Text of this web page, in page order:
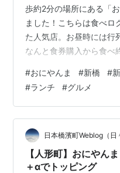
歩約2分の場所にある「
ました！こちらは食べロ
た人気店。お昼時には行
なんと食券購入から食べ
にやんま 新橋店」の魅力
ュー｜コスパ抜群！立ち
お店の外にはメニュー看
を確認してから並ぶこと
か、リーズナブルな価格
単品はもちろん、天ぷ
#おにやんま #新橋 #
#ランチ #グルメ
日本橋濱町Weblog（日
【人形町】おにやん
＋αでトッピング